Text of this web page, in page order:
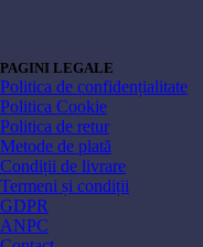
PAGINI LEGALE
Politica de confidențialitate
Politica Cookie
Politica de retur
Metode de plată
Condiții de livrare
Termeni și condiții
GDPR
ANPC